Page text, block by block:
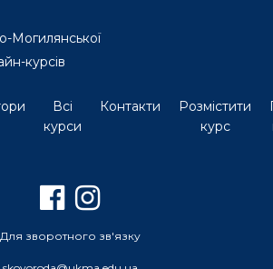
Могилянської
курсів
Всі
курси
Контакти
Розмістити
курс
Для зворотного зв'язку